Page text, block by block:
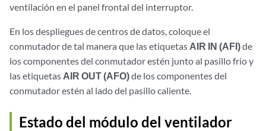
ventilación en el panel frontal del interruptor.
En los despliegues de centros de datos, coloque el
conmutador de tal manera que las etiquetas AIR IN (AFI)de
los componentes del conmutador estén junto al pasillo frío y
las etiquetas AIR OUT (AFO)de los componentes del
conmutador estén al lado del pasillo caliente.
Estado del módulo del ventilador